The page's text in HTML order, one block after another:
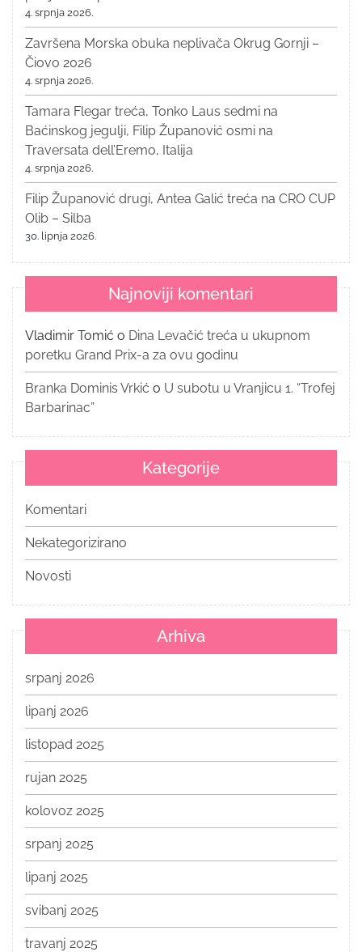
4. srpnja 2026.
Završena Morska obuka neplivača Okrug Gornji –
Čiovo 2026
4. srpnja 2026.
Tamara Flegar treća, Tonko Laus sedmi na
Baćinskog jegulji, Filip Županović osmi na
Traversata dell’Eremo, Italija
4. srpnja 2026.
Filip Županović drugi, Antea Galić treća na CRO CUP
Olib – Silba
30. lipnja 2026.
Najnoviji komentari
Vladimir Tomić o Dina Levačić treća u ukupnom
poretku Grand Prix-a za ovu godinu
Branka Dominis Vrkić o U subotu u Vranjicu 1. “Trofej
Barbarinac”
Kategorije
Komentari
Nekategorizirano
Novosti
Arhiva
srpanj 2026
lipanj 2026
listopad 2025
rujan 2025
kolovoz 2025
srpanj 2025
lipanj 2025
svibanj 2025
travanj 2025